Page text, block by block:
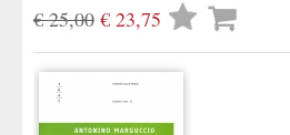
€ 25,00 € 23,75 Lista